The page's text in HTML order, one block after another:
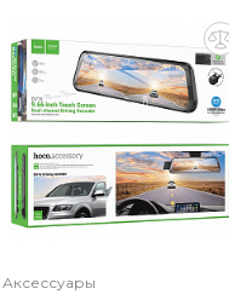
Аксессуары